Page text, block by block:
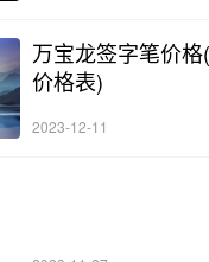
万宝龙签字笔价
价格表)
2023-12-11